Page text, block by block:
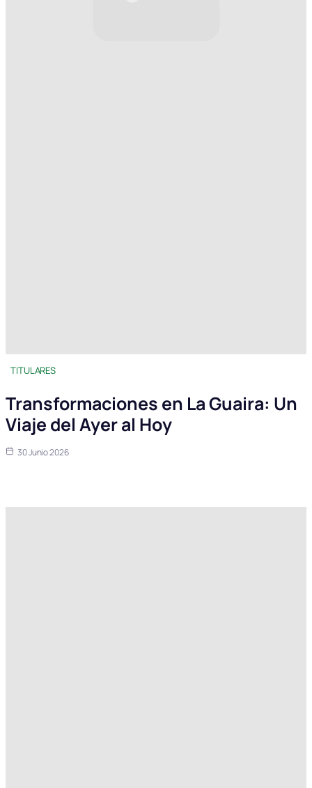
TITULARES
Transformaciones en La Guaira: Un
Viaje del Ayer al Hoy
30 Junio 2026